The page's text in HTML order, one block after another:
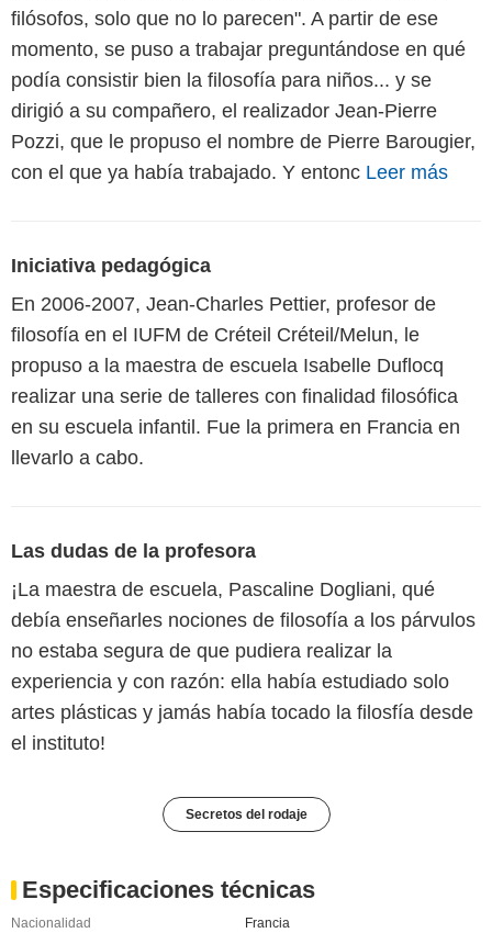
filósofos, solo que no lo parecen". A partir de ese
momento, se puso a trabajar preguntándose en qué
podía consistir bien la filosofía para niños... y se
dirigió a su compañero, el realizador Jean-Pierre
Pozzi, que le propuso el nombre de Pierre Barougier,
con el que ya había trabajado. Y entonc Leer más
Iniciativa pedagógica
En 2006-2007, Jean-Charles Pettier, profesor de
filosofía en el IUFM de Créteil Créteil/Melun, le
propuso a la maestra de escuela Isabelle Duflocq
realizar una serie de talleres con finalidad filosófica
en su escuela infantil. Fue la primera en Francia en
llevarlo a cabo.
Las dudas de la profesora
¡La maestra de escuela, Pascaline Dogliani, qué
debía enseñarles nociones de filosofía a los párvulos
no estaba segura de que pudiera realizar la
experiencia y con razón: ella había estudiado solo
artes plásticas y jamás había tocado la filosfía desde
el instituto!
Secretos del rodaje
Especificaciones técnicas
Nacionalidad
Francia